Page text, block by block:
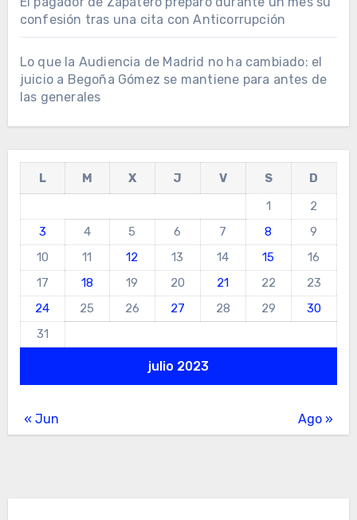
confesión tras una cita con Anticorrupción
Lo que la Audiencia de Madrid no ha cambiado: el
juicio a Begoña Gómez se mantiene para antes de
las generales
julio 2023
L M X J V S
D
1
2
3
4 5 6 7 8
9
10
11 12 13 14 15
16
17
18 19 20 21 22
23
24
25 26 27 28 29
30
31
« Jun Ago »